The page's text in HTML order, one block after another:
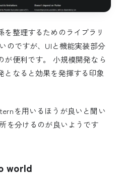
整理するためのライブラリ
のですが、UIと機能実装部分
が便利です。 小規模開発なら
となると効果を発揮する印象
を用いるほうが良いと聞い
を分けるのが良いようです
world